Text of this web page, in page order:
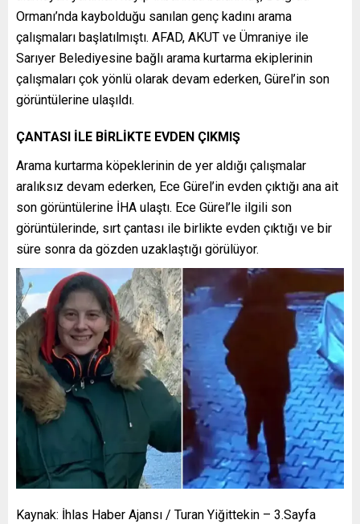
Ormanı’nda kaybolduğu sanılan genç kadını arama
çalışmaları başlatılmıştı. AFAD, AKUT ve Ümraniye ile
Sarıyer Belediyesine bağlı arama kurtarma ekiplerinin
çalışmaları çok yönlü olarak devam ederken, Gürel’in son
görüntülerine ulaşıldı.
ÇANTASI İLE BİRLİKTE EVDEN ÇIKMIŞ
Arama kurtarma köpeklerinin de yer aldığı çalışmalar
aralıksız devam ederken, Ece Gürel’in evden çıktığı ana ait
son görüntülerine İHA ulaştı. Ece Gürel’le ilgili son
görüntülerinde, sırt çantası ile birlikte evden çıktığı ve bir
süre sonra da gözden uzaklaştığı görülüyor.
Kaynak: İhlas Haber Ajansı / Turan Yiğittekin – 3.Sayfa